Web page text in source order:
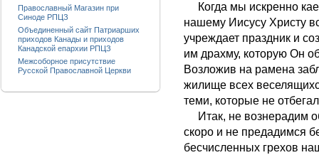
Когда мы искренно
нашему Иисусу Христу
учреждает праздник и
им драхму, которую Он
Возложив на рамена
жилище всех
теми, которые не
Итак, не вознерадим
скоро и не предадимся
бесчисленных грехов
Православный Магазин при
Синоде РПЦЗ
Объединенный сайт Патриарших
приходов Канады и приходов
Канадской епархии РПЦЗ
Межсоборное присутствие
Русской Православной Церкви